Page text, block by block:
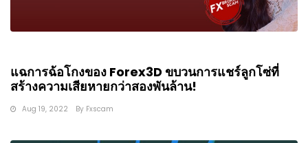
แฉการฉ้อโกงของ Forex3D ขบวนการแชร์ลูกโซ่ที่
สร้างความเสียหายกว่าสองพันล้าน!
Aug 19, 2022 By Fxscam